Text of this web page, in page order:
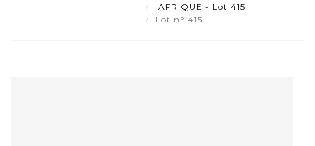
AFRIQUE - Lot 415
Lot n° 415